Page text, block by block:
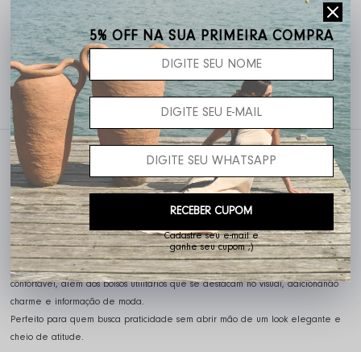
Não sei o meu CEP
5% OFF pagando no PIX
Descrição completa
Código identificador (SKU):23247
Conjunto que une conforto e estilo com um toque contemporâneo.
A blusa em moletinho traz caimento leve e moderno, com destaque para o
punho alongado com abertura para o dedo — um detalhe atual que valoriza a
peça e traz personalidade ao look.
A saia acompanha a proposta com cós em elástico que garante ajuste
confortável, além dos bolsos utilitários que se destacam no visual, adicionando
charme e informação de moda.
Perfeito para quem busca praticidade sem abrir mão de um look elegante e
cheio de atitude.
5% OFF NA SUA PRIMEIRA COMPRA
Cadastre seu e-mail e
ganhe seu cupom ;)
RECEBER CUPOM